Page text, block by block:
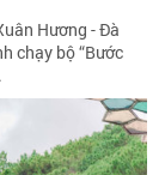
Hương - Đà
chạy bộ “Bước